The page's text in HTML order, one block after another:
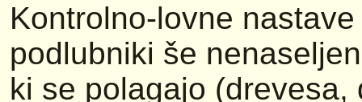
Kontrolno-lovne
podlubniki še
ki se polagajo